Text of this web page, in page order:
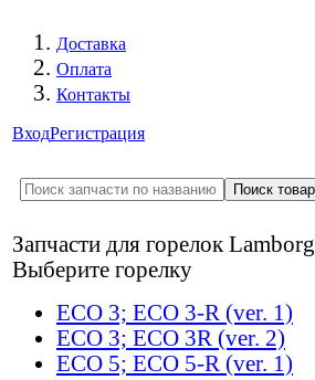
Доставка
Оплата
Контакты
ВходРегистрация
Запчасти для горелок
Выберите горелку
ECO 3; ECO 3-R (ver. 1)
ECO 3; ECO 3R (ver. 2)
ECO 5; ECO 5-R (ver. 1)